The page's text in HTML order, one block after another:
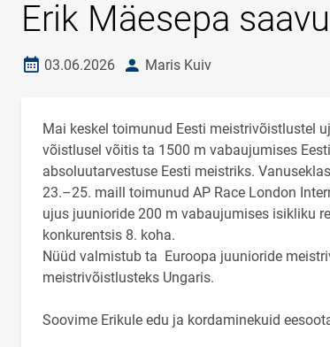
Erik Mäesepa
Loomise kuupäev
03.06.2026 autorMaris Kuiv
Mai keskel toimunud Eesti meistrivõistlustel
võistlusel võitis ta 1500 m vabaujumises
absoluutarvestuse Eesti meistriks.
23.–25. maill toimunud AP Race London
ujus juunioride 200 m vabaujumises isikliku
konkurentsis 8. koha.
Nüüd valmistub ta Euroopa juunioride
meistrivõistlusteks Ungaris.
Soovime Erikule edu ja kordaminekuid